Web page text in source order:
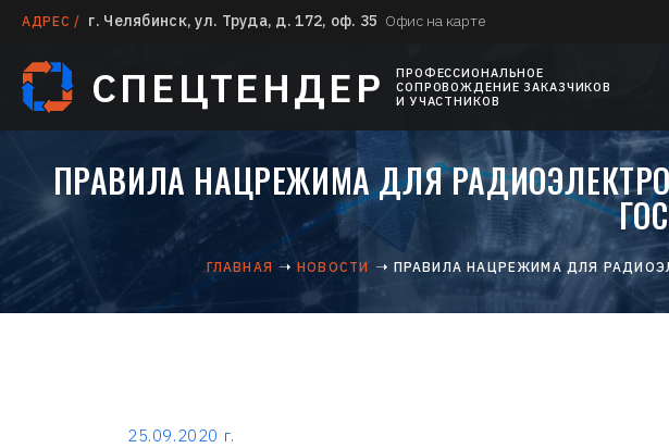
АДРЕС / г. Челябинск, ул. Труда, д. 172, оф. 35 Офис на карте
СПЕЦТЕНДЕР
ПРОФЕССИОНАЛЬНОЕ
СОПРОВОЖДЕНИЕ ЗАКАЗЧИКОВ
И УЧАСТНИКОВ
ПРАВИЛА НАЦРЕЖИМА ДЛЯ
ГЛАВНАЯ НОВОСТИ ПРАВИЛА НАЦРЕЖИМА ДЛЯ
25.09.2020 г.